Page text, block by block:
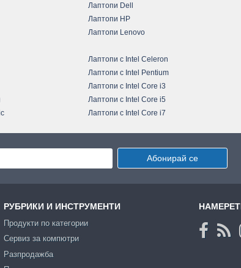
Лаптопи Dell
Лаптопи HP
Лаптопи Lenovo
Лаптопи с Intel Celeron
Лаптопи с Intel Pentium
Лаптопи с Intel Core i3
Лаптопи с Intel Core i5
Лаптопи с Intel Core i7
Абонирай се
РУБРИКИ И ИНСТРУМЕНТИ
Продукти по категории
Сервиз за компютри
Разпродажба